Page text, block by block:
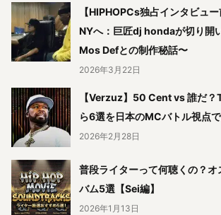
【HIPHOPCs独占インタビュ
NYへ：巨匠dj hondaが切り開
Mos Defとの制作秘話〜
2026年3月22日
【Verzuz】50 Cent vs 誰だ
ら6選を日本のMCバトル視点
2026年2月28日
普段ライターって何聴くの？
バム5選【Sei編】
2026年1月13日